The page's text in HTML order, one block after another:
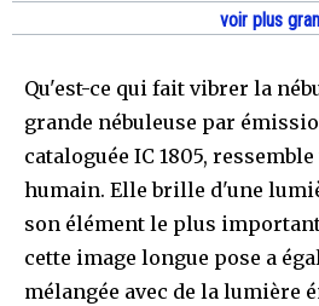
voir plus
Qu'est-ce qui fait vibrer la
grande nébuleuse par
cataloguée IC 1805,
humain. Elle brille d'une
son élément le plus
cette image longue pose a
mélangée avec de la lumière